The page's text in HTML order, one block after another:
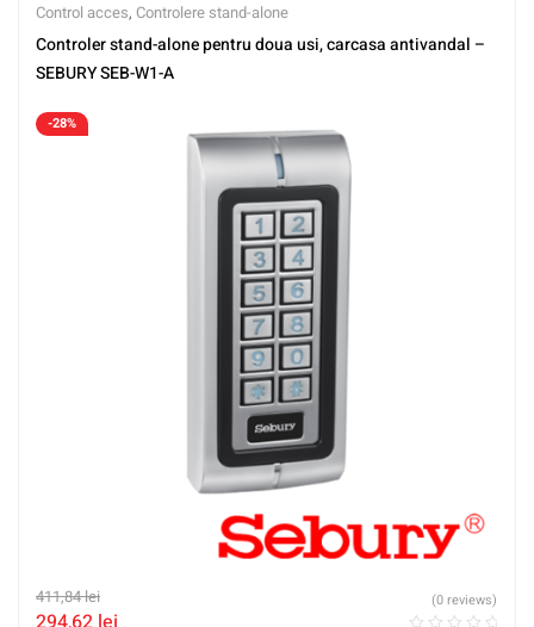
Control acces, Controlere stand-alone
Controler stand-alone pentru doua usi, carcasa antivandal –
SEBURY SEB-W1-A
-28%
411,84lei (0 reviews)